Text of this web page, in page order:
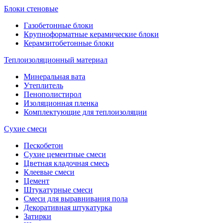
Блоки стеновые
Газобетонные блоки
Крупноформатные керамические блоки
Керамзитобетонные блоки
Теплоизоляционный материал
Минеральная вата
Утеплитель
Пенополистирол
Изоляционная пленка
Комплектующие для теплоизоляции
Сухие смеси
Пескобетон
Сухие цементные смеси
Цветная кладочная смесь
Клеевые смеси
Цемент
Штукатурные смеси
Смеси для выравнивания пола
Декоративная штукатурка
Затирки